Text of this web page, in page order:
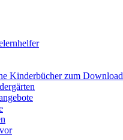
Kinderbücher zum Download